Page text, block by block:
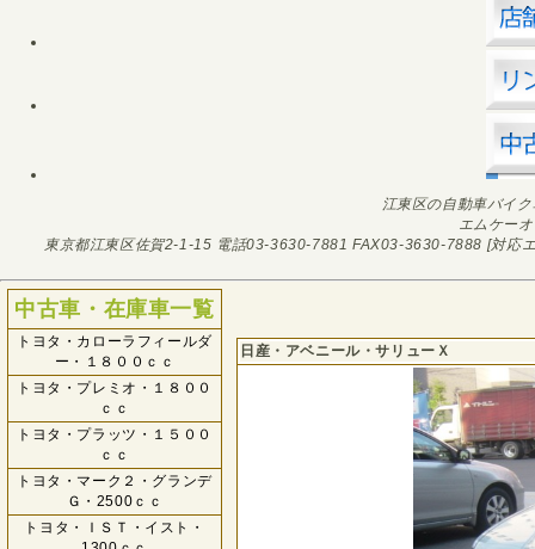
江東区の自動車バイ
エムケー
東京都江東区佐賀2-1-15 電話03-3630-7881 FAX03-3630-7888 [対応
中古車・在庫車一覧
トヨタ・カローラフィールダ
ー・１８００ｃｃ
トヨタ・プレミオ・１８００
ｃｃ
トヨタ・プラッツ・１５００
ｃｃ
トヨタ・マーク２・グランデ
Ｇ・2500ｃｃ
トヨタ・ＩＳＴ・イスト・
日産・アベニール・サリューＸ